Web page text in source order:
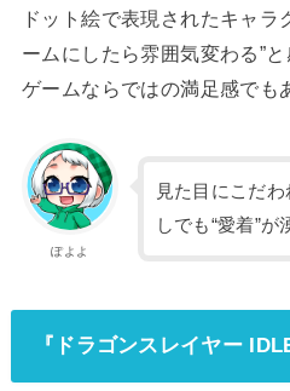
ドット絵で表現されたキャラ
ームにしたら雰囲気変わる”
ゲームならではの満足感でも
ぽよよ
見た目にこだ
しでも“愛着”が
『ドラゴンスレイヤー